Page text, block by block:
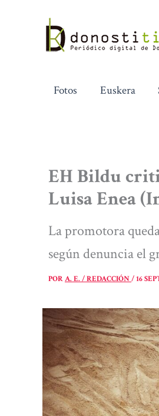
contenido
Fotos Euskera
EH Bildu
Luisa Enea
La promotora
según denuncia el
PORA. E. / REDACCIÓN/16